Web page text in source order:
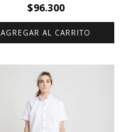
$96.300
AGREGAR AL CARRITO